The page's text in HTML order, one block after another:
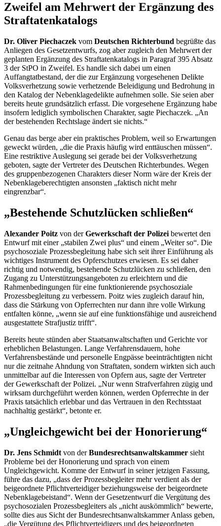
Zweifel am Mehrwert der Ergänzung des
Straftatenkatalogs
Dr. Oliver Piechaczek vom Deutschen Richterbund begrüßte das
Anliegen des Gesetzentwurfs, zog aber zugleich den Mehrwert der
geplanten Ergänzung des Straftatenkatalogs in Paragraf 395 Absatz
3 der StPO in Zweifel. Es handle sich dabei um einen
Auffangtatbestand, der die zur Ergänzung vorgesehenen Delikte
Volksverhetzung sowie verhetzende Beleidigung und Bedrohung in
den Katalog der Nebenklagedelikte aufnehmen solle. Sie seien aber
bereits heute grundsätzlich erfasst. Die vorgesehene Ergänzung habe
insofern lediglich symbolischen Charakter, sagte Piechaczek. „An
der bestehenden Rechtslage ändert sie nichts.“
Genau das berge aber ein praktisches Problem, weil so Erwartungen
geweckt würden, „die die Praxis häufig wird enttäuschen müssen“.
Eine restriktive Auslegung sei gerade bei der Volksverhetzung
geboten, sagte der Vertreter des Deutschen Richterbundes. Wegen
des gruppenbezogenen Charakters dieser Norm wäre der Kreis der
Nebenklageberechtigten ansonsten „faktisch nicht mehr
eingrenzbar“.
„Bestehende Schutzlücken schließen“
Alexander Poitz von derGewerkschaft der Polizei bewertet den
Entwurf mit einer „stabilen Zwei plus“ und einem „Weiter so“. Die
psychosoziale Prozessbegleitung habe sich seit ihrer Einführung als
wichtiges Instrument des Opferschutzes erwiesen. Es sei daher
richtig und notwendig, bestehende Schutzlücken zu schließen, den
Zugang zu Unterstützungsangeboten zu erleichtern und die
Rahmenbedingungen für eine funktionierende psychosoziale
Prozessbegleitung zu verbessern. Poitz wies zugleich darauf hin,
dass die Stärkung von Opferrechten nur dann ihre volle Wirkung
entfalten könne, „wenn sie auf eine funktionsfähige und ausreichend
ausgestattete Strafjustiz trifft“.
Bereits heute stünden aber Staatsanwaltschaften und Gerichte vor
erheblichen Belastungen. Lange Verfahrensdauern, hohe
Verfahrensbestände und personelle Engpässe beeinträchtigten nicht
nur die zeitnahe Ahndung von Straftaten, sondern wirkten sich auch
unmittelbar auf die Interessen von Opfern aus, sagte der Vertreter
der Gewerkschaft der Polizei. „Nur wenn Strafverfahren zügig und
wirksam durchgeführt werden können, werden Opferrechte in der
Praxis tatsächlich erlebbar und das Vertrauen in den Rechtsstaat
nachhaltig gestärkt“, betonte er.
„Ungleichgewicht bei der Honorierung“
Dr. Jens Schmidt von derBundesrechtsanwaltskammer sieht
Probleme bei der Honorierung und sprach von einem
Ungleichgewicht. Komme der Entwurf in seiner jetzigen Fassung,
führe das dazu, „dass der Prozessbegleiter mehr verdient als der
beigeordnete Pflichtverteidiger beziehungsweise der beigeordnete
Nebenklagebeistand“. Wenn der Gesetzentwurf die Vergütung des
psychosozialen Prozessbegleiters als „nicht auskömmlich“ bewerte,
sollte dies aus Sicht der Bundesrechtsanwaltskammer Anlass geben,
„die Vergütung des Pflichtverteidigers und des beigeordneten